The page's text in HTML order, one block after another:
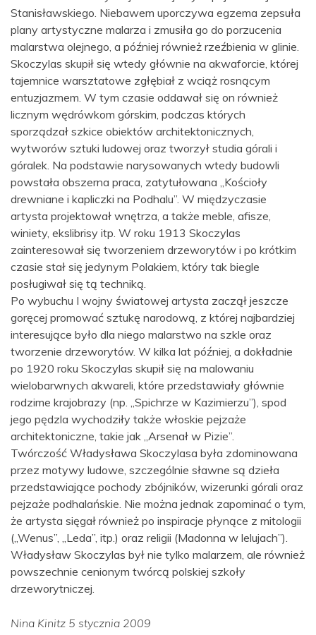
Stanisławskiego. Niebawem uporczywa egzema zepsuła
plany artystyczne malarza i zmusiła go do porzucenia
malarstwa olejnego, a później również rzeźbienia w glinie.
Skoczylas skupił się wtedy głównie na akwaforcie, której
tajemnice warsztatowe zgłębiał z wciąż rosnącym
entuzjazmem. W tym czasie oddawał się on również
licznym wędrówkom górskim, podczas których
sporządzał szkice obiektów architektonicznych,
wytworów sztuki ludowej oraz tworzył studia górali i
góralek. Na podstawie narysowanych wtedy budowli
powstała obszerna praca, zatytułowana „Kościoły
drewniane i kapliczki na Podhalu”. W międzyczasie
artysta projektował wnętrza, a także meble, afisze,
winiety, ekslibrisy itp. W roku 1913 Skoczylas
zainteresował się tworzeniem drzeworytów i po krótkim
czasie stał się jedynym Polakiem, który tak biegle
posługiwał się tą techniką.
Po wybuchu I wojny światowej artysta zaczął jeszcze
goręcej promować sztukę narodową, z której najbardziej
interesujące było dla niego malarstwo na szkle oraz
tworzenie drzeworytów. W kilka lat później, a dokładnie
po 1920 roku Skoczylas skupił się na malowaniu
wielobarwnych akwareli, które przedstawiały głównie
rodzime krajobrazy (np. „Spichrze w Kazimierzu”), spod
jego pędzla wychodziły także włoskie pejzaże
architektoniczne, takie jak „Arsenał w Pizie”.
Twórczość Władysława Skoczylasa była zdominowana
przez motywy ludowe, szczególnie sławne są dzieła
przedstawiające pochody zbójników, wizerunki górali oraz
pejzaże podhalańskie. Nie można jednak zapominać o tym,
że artysta sięgał również po inspiracje płynące z mitologii
(„Wenus”, „Leda”, itp.) oraz religii (Madonna w lelujach”).
Władysław Skoczylas był nie tylko malarzem, ale również
powszechnie cenionym twórcą polskiej szkoły
drzeworytniczej.
Nina Kinitz 5 stycznia 2009